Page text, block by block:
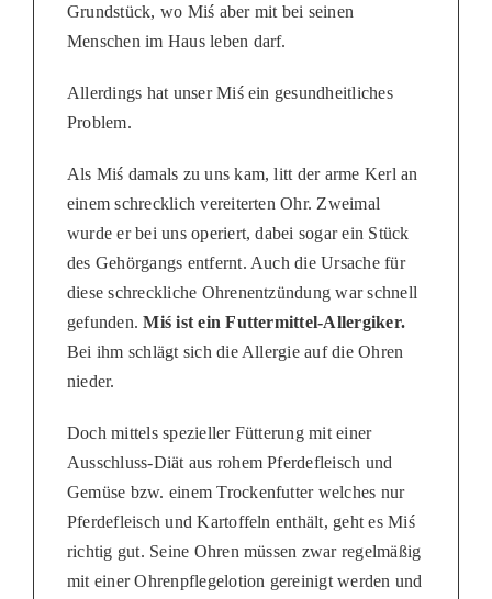
Grundstück, wo Miś aber mit bei seinen
Menschen im Haus leben darf.
Allerdings hat unser Miś ein gesundheitliches
Problem.
Als Miś damals zu uns kam, litt der arme Kerl an
einem schrecklich vereiterten Ohr. Zweimal
wurde er bei uns operiert, dabei sogar ein Stück
des Gehörgangs entfernt. Auch die Ursache für
diese schreckliche Ohrenentzündung war schnell
gefunden.Miś ist ein Futtermittel-Allergiker.
Bei ihm schlägt sich die Allergie auf die Ohren
nieder.
Doch mittels spezieller Fütterung mit einer
Ausschluss-Diät aus rohem Pferdefleisch und
Gemüse bzw. einem Trockenfutter welches nur
Pferdefleisch und Kartoffeln enthält, geht es Miś
richtig gut. Seine Ohren müssen zwar regelmäßig
mit einer Ohrenpflegelotion gereinigt werden und